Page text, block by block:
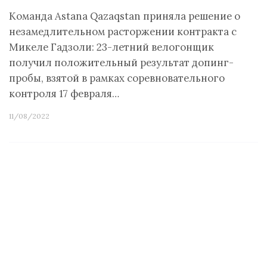
Команда Astana Qazaqstan приняла решение о
незамедлительном расторжении контракта с
Микеле Гадзоли: 23-летний велогонщик
получил положительный результат допинг-
пробы, взятой в рамках соревновательного
контроля 17 февраля…
11/08/2022